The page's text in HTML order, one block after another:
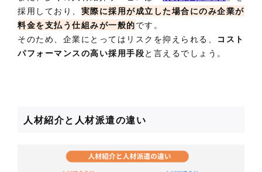
採用しており、 実際に採用が成立した場合にのみ企業が
料金を支払う仕組みが一般的です。
そのため、企業にとってはリスクを抑えられる、 コスト
パフォーマンスの高い採用手段と言えるでしょう。
人材紹介と人材派遣の違い